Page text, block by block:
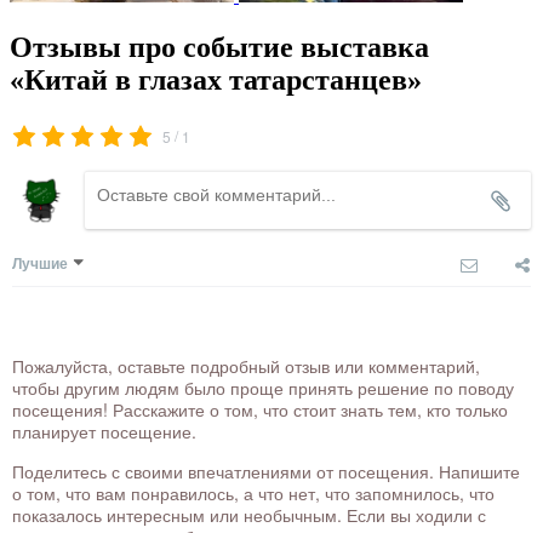
Отзывы про событие выставка
«Китай в глазах татарстанцев»
5 / 1
Лучшие
Пожалуйста, оставьте подробный отзыв или комментарий,
чтобы другим людям было проще принять решение по поводу
посещения! Расскажите о том, что стоит знать тем, кто только
планирует посещение.
Поделитесь с своими впечатлениями от посещения. Напишите
о том, что вам понравилось, а что нет, что запомнилось, что
показалось интересным или необычным. Если вы ходили с